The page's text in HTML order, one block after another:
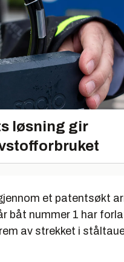
løsning gir
et patentsøkt
båt nummer 1 har
av strekket i